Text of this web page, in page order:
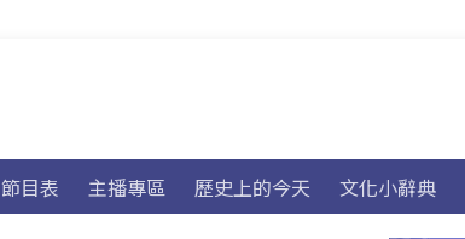
節目表 主播專區 歷史上的今天 文化小辭典